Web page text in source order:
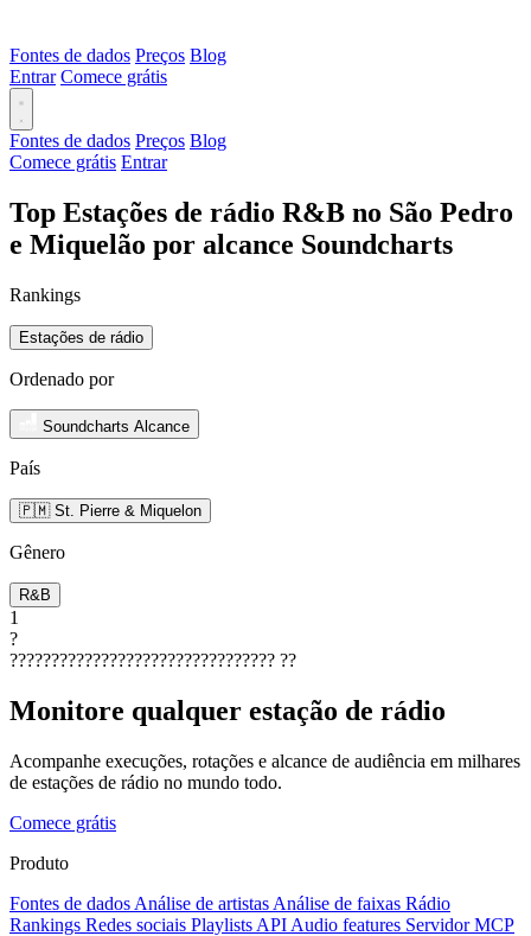
Fontes de dados Preços Blog
Entrar Comece grátis
Fontes de dados Preços Blog
Comece grátis Entrar
Top Estações de rádio R&B no São Pedro
e Miquelão por alcance Soundcharts
Rankings
Estações de rádio
Ordenado por
Soundcharts Alcance
País
🇵🇲 St. Pierre & Miquelon
Gênero
R&B
1
?
???????????????????????????????? ??
Monitore qualquer estação de rádio
Acompanhe execuções, rotações e alcance de audiência em milhares
de estações de rádio no mundo todo.
Comece grátis
Produto
Fontes de dados Análise de artistas Análise de faixas Rádio
Rankings Redes sociais Playlists API Audio features Servidor MCP